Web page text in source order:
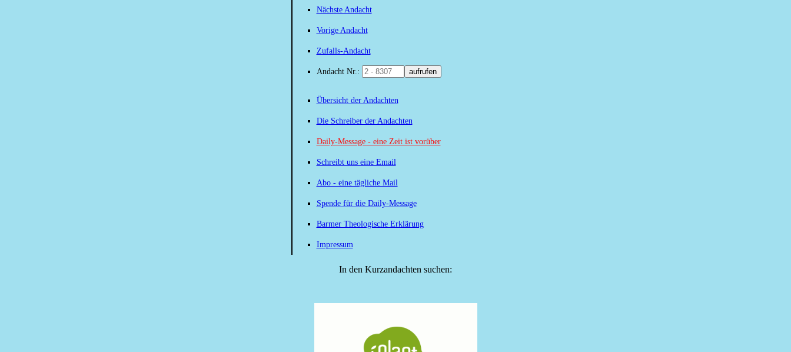
Nächste Andacht
Vorige Andacht
Zufalls-Andacht
Andacht Nr.: aufrufen
Übersicht der Andachten
Die Schreiber der Andachten
Daily-Message - eine Zeit ist vorüber
Schreibt uns eine Email
Abo - eine tägliche Mail
Spende für die Daily-Message
Barmer Theologische Erklärung
Impressum
In den Kurzandachten suchen: